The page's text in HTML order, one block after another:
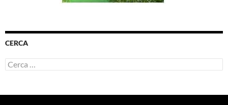
CERCA
Ricerca
per: